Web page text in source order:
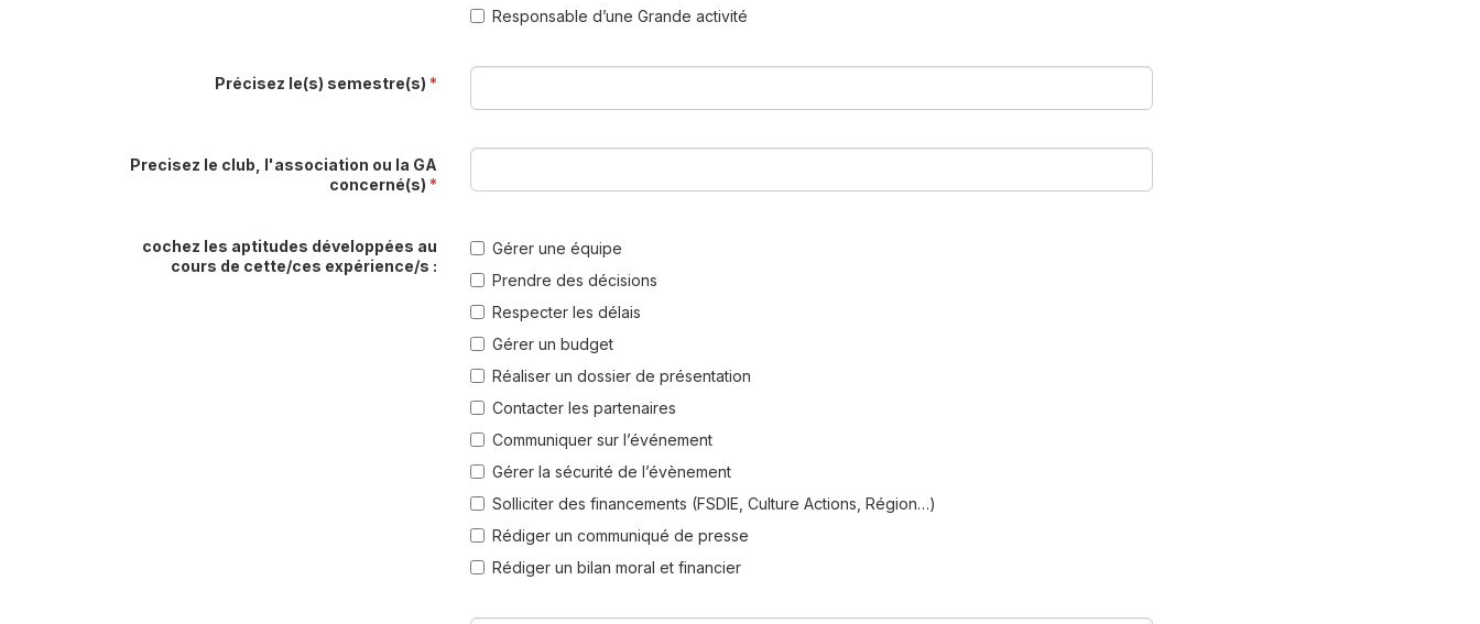
Responsable d’une Grande activité
Précisez le(s) semestre(s) *
Precisez le club, l'association ou la GA
concerné(s) *
cochez les aptitudes développées au
cours de cette/ces expérience/s :
Gérer une équipe
Prendre des décisions
Respecter les délais
Gérer un budget
Réaliser un dossier de présentation
Contacter les partenaires
Communiquer sur l’événement
Gérer la sécurité de l’évènement
Solliciter des financements (FSDIE, Culture Actions, Région…)
Rédiger un communiqué de presse
Rédiger un bilan moral et financier